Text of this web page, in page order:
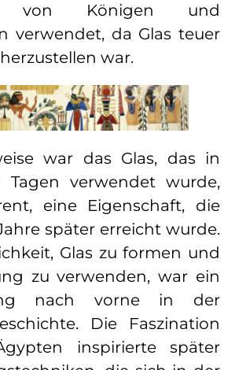
von Königen und
verwendet, da Glas teuer
war.
war das Glas, das in
Tagen verwendet wurde,
eine Eigenschaft, die
später erreicht wurde.
Glas zu formen und
zu verwenden, war ein
nach vorne in der
Die Faszination
inspirierte später